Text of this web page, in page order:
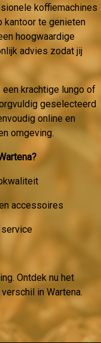
koffiemachines
kantoor te genieten
hoogwaardige
advies zodat jij
krachtige lungo of
geselecteerd
online en
omgeving.
accessoires
Ontdek nu het
in Wartena.